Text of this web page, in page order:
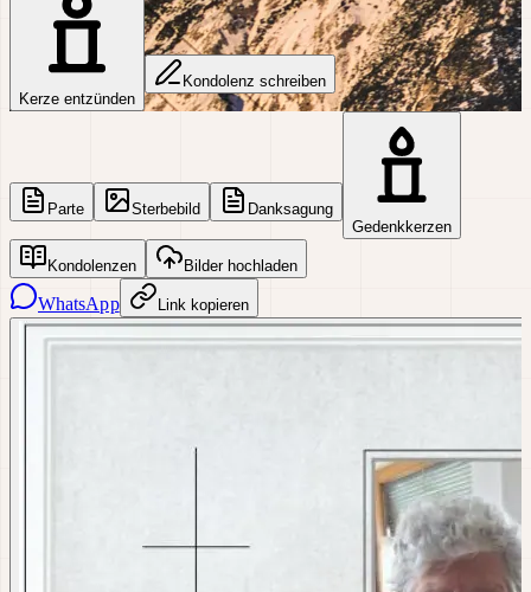
Kerze entzünden
Kondolenz schreiben
Parte Sterbebild
Danksagung
Gedenkkerzen
Kondolenzen Bilder hochladen
WhatsApp Link kopieren